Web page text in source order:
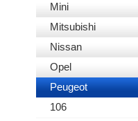
Mini
Mitsubishi
Nissan
Opel
Peugeot
106